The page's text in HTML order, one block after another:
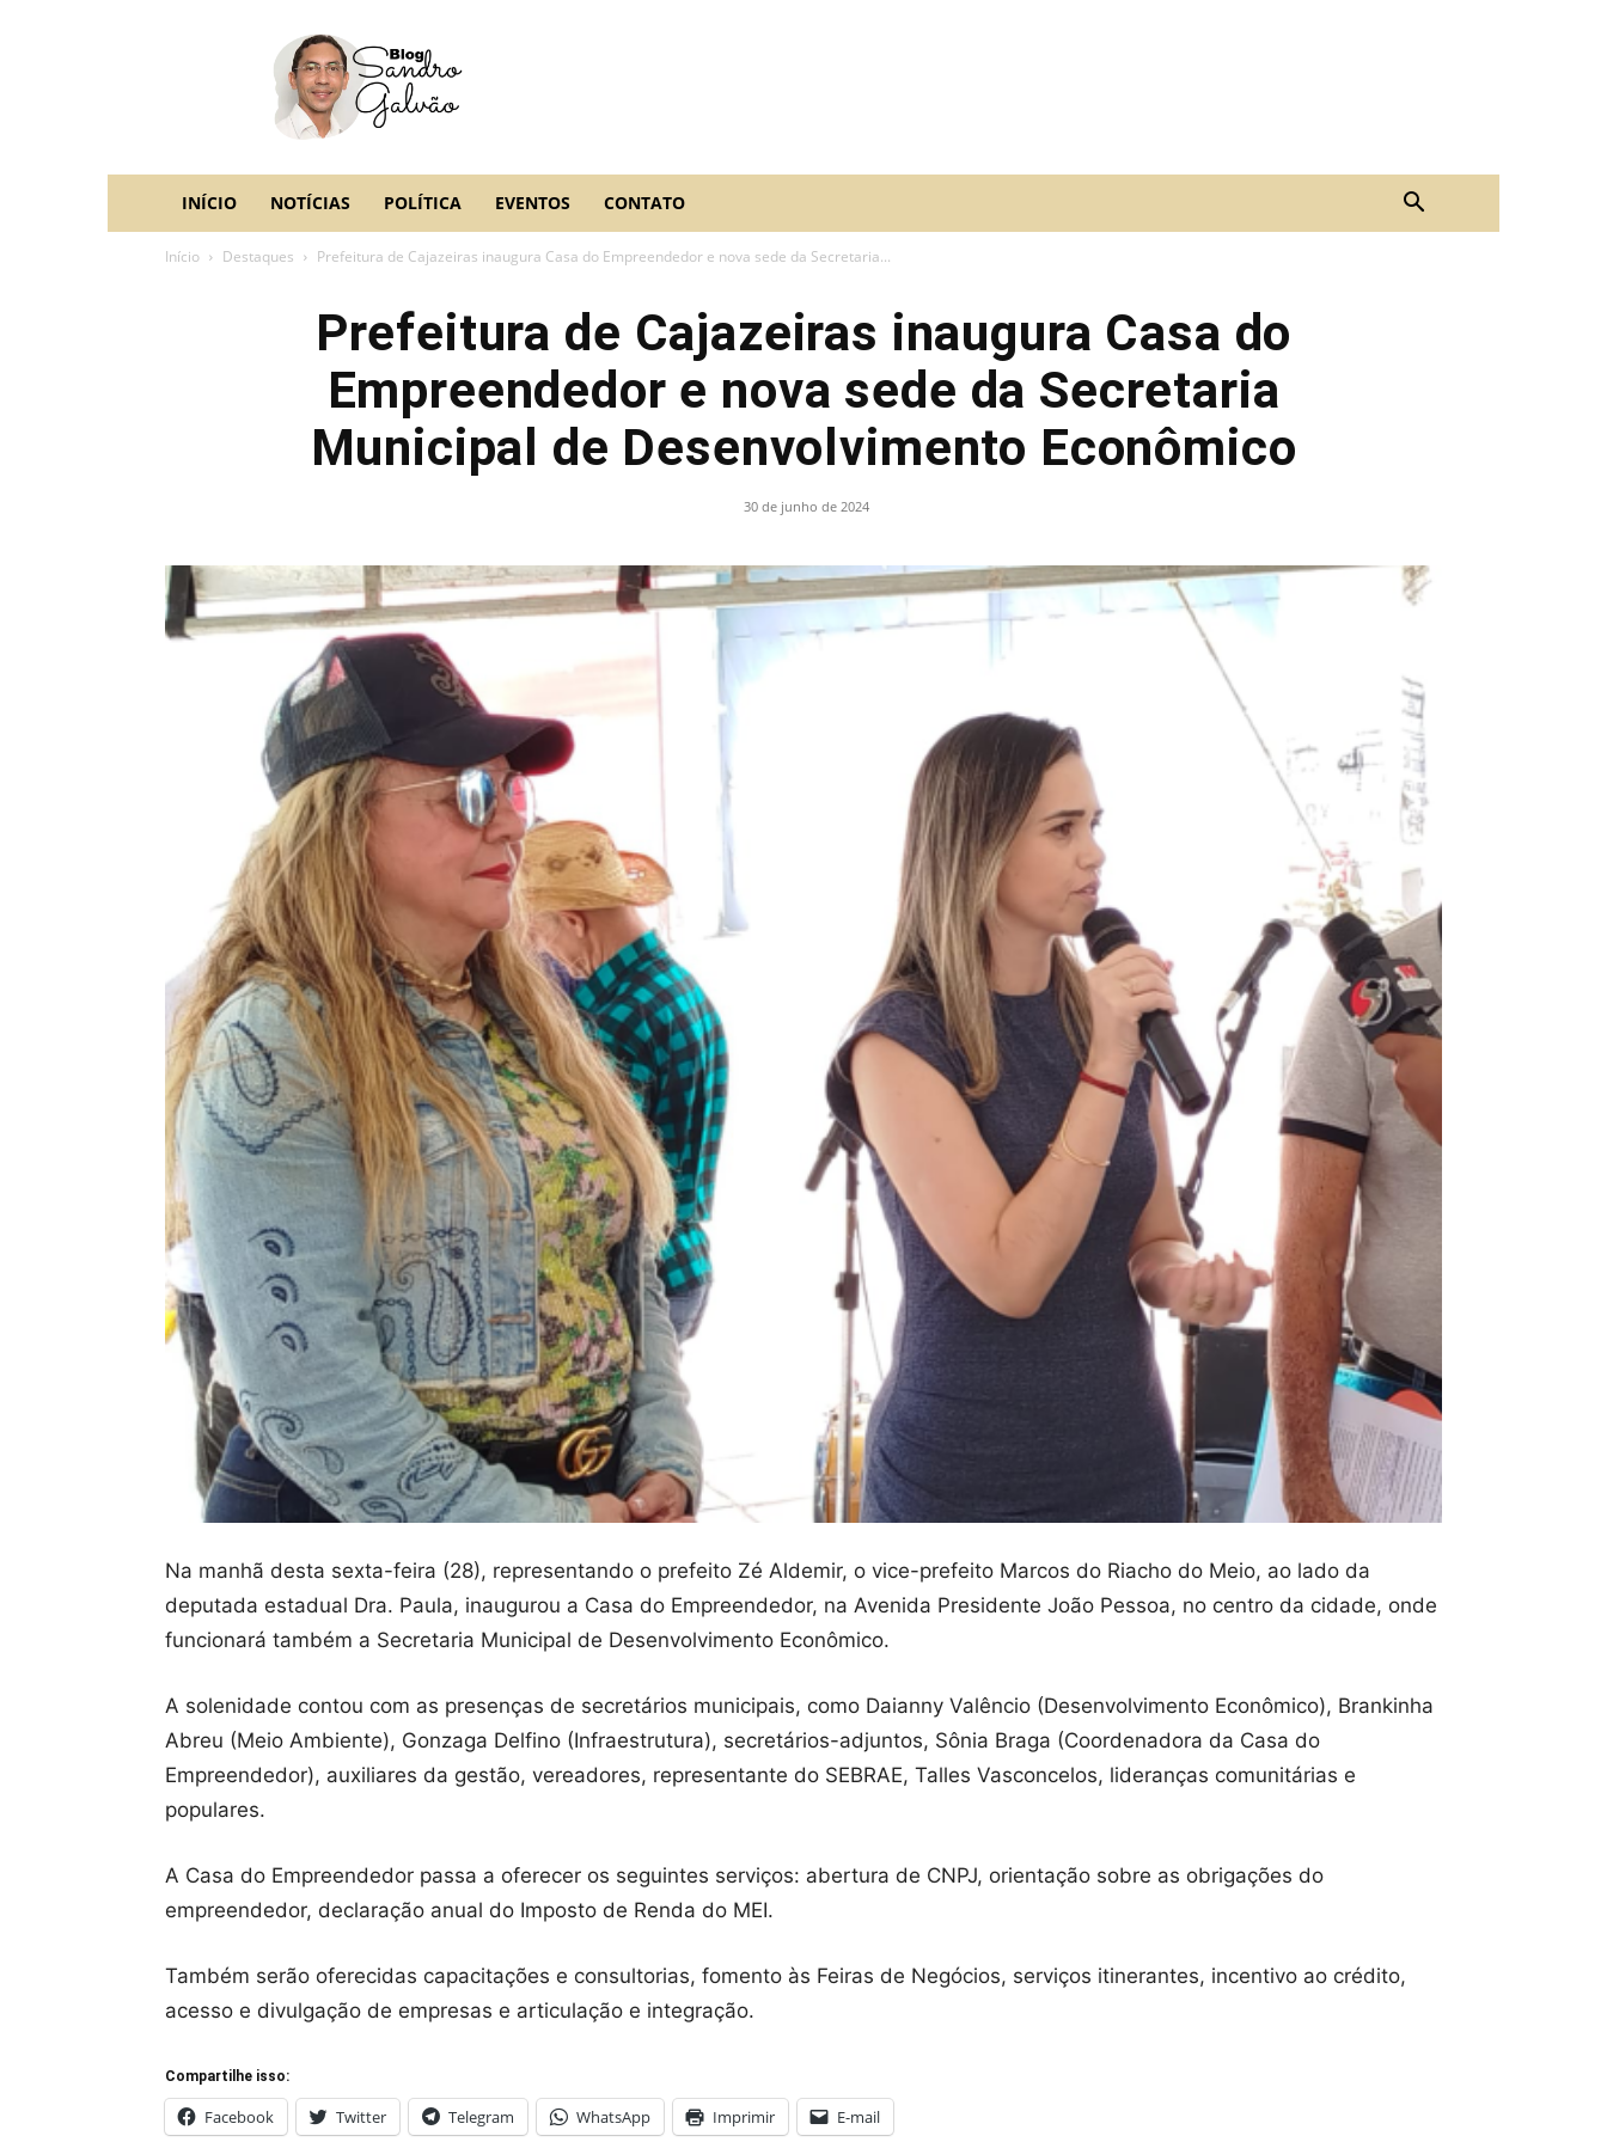
Sandro
Galvão
INÍCIO NOTÍCIAS POLÍTICA EVENTOS CONTATO
Início Destaques Prefeitura de Cajazeiras inaugura Casa do Empreendedor e nova sede da Secretaria...
Prefeitura de Cajazeiras inaugura Casa do
Empreendedor e nova sede da Secretaria
Municipal de Desenvolvimento Econômico
30 de junho de 2024
Na manhã desta sexta-feira (28), representando o prefeito Zé Aldemir, o vice-prefeito Marcos do Riacho do Meio, ao lado da
deputada estadual Dra. Paula, inaugurou a Casa do Empreendedor, na Avenida Presidente João Pessoa, no centro da cidade, onde
funcionará também a Secretaria Municipal de Desenvolvimento Econômico.
A solenidade contou com as presenças de secretários municipais, como Daianny Valêncio (Desenvolvimento Econômico), Brankinha
Abreu (Meio Ambiente), Gonzaga Delfino (Infraestrutura), secretários-adjuntos, Sônia Braga (Coordenadora da Casa do
Empreendedor), auxiliares da gestão, vereadores, representante do SEBRAE, Talles Vasconcelos, lideranças comunitárias e
populares.
A Casa do Empreendedor passa a oferecer os seguintes serviços: abertura de CNPJ, orientação sobre as obrigações do
empreendedor, declaração anual do Imposto de Renda do MEI.
Também serão oferecidas capacitações e consultorias, fomento às Feiras de Negócios, serviços itinerantes, incentivo ao crédito,
acesso e divulgação de empresas e articulação e integração.
Compartilhe isso:
Facebook Twitter Telegram WhatsApp Imprimir E-mail